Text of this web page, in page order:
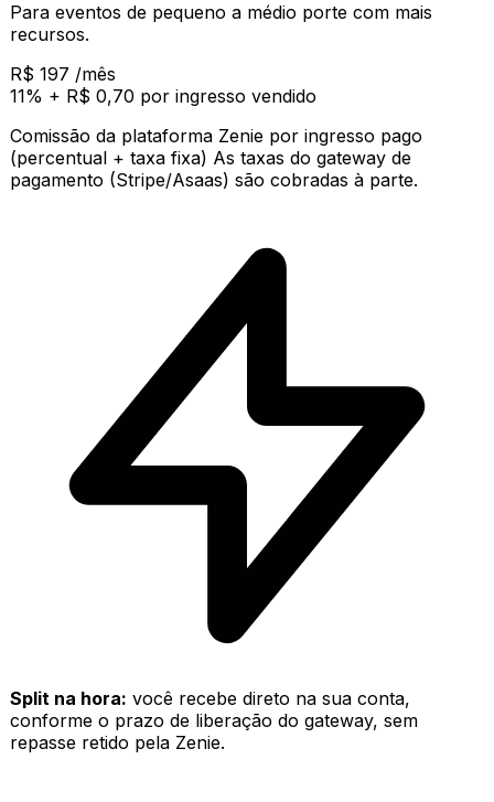
Para eventos de pequeno a médio porte com mais
recursos.
R$ 197 /mês
11% + R$ 0,70 por ingresso vendido
Comissão da plataforma Zenie por ingresso pago
(percentual + taxa fixa) As taxas do gateway de
pagamento (Stripe/Asaas) são cobradas à parte.
Split na hora: você recebe direto na sua conta,
conforme o prazo de liberação do gateway, sem
repasse retido pela Zenie.